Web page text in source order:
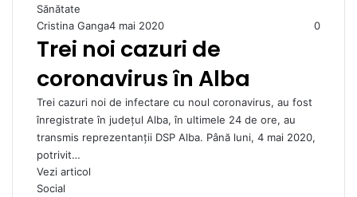
Sănătate
Cristina Ganga4 mai 2020 0
Trei noi cazuri de
coronavirus în Alba
Trei cazuri noi de infectare cu noul coronavirus, au fost
înregistrate în judeţul Alba, în ultimele 24 de ore, au
transmis reprezentanţii DSP Alba. Până luni, 4 mai 2020,
potrivit…
Vezi articol
Social